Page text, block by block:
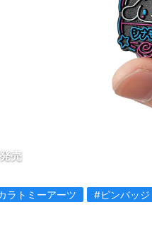
売
ラトミーアーツ #ピンバッジ